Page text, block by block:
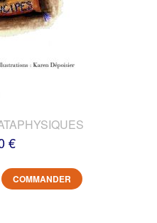
€
COMMANDER